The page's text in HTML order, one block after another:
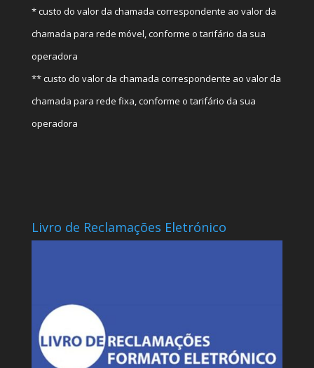
* custo do valor da chamada correspondente ao valor da
chamada para rede móvel, conforme o tarifário da sua
operadora
** custo do valor da chamada correspondente ao valor da
chamada para rede fixa, conforme o tarifário da sua
operadora
Livro de Reclamações Eletrónico